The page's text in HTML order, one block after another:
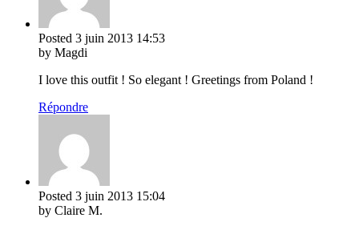
Posted 3 juin 2013 14:53
by Magdi
I love this outfit ! So elegant ! Greetings from Poland !
Répondre
Posted 3 juin 2013 15:04
by Claire M.